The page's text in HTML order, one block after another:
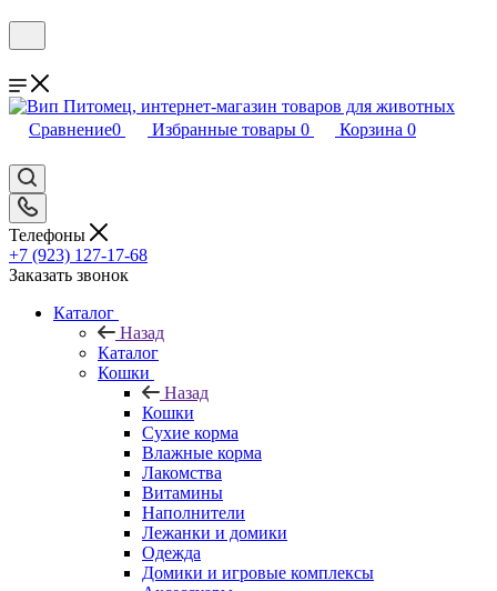
Сравнение0 Избранные товары 0 Корзина 0
Телефоны
+7 (923) 127-17-68
Заказать звонок
Каталог
Назад
Каталог
Кошки
Назад
Кошки
Сухие корма
Влажные корма
Лакомства
Витамины
Наполнители
Лежанки и домики
Одежда
Домики и игровые комплексы